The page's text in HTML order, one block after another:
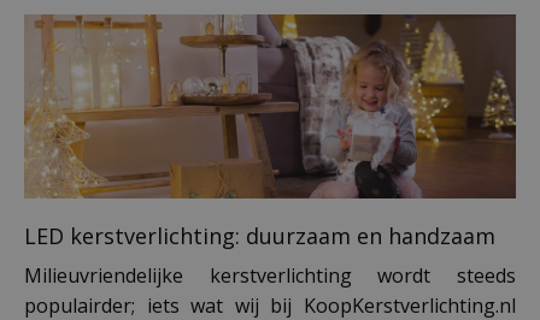
LED kerstverlichting: duurzaam en handzaam
Milieuvriendelijke kerstverlichting wordt steeds
populairder; iets wat wij bij KoopKerstverlichting.nl